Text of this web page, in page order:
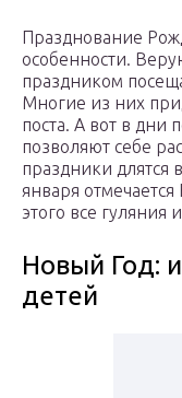
Празднование
особенности.
праздником
Многие из них
поста. А вот в дни
позволяют себе
праздники длятся
января
этого все гуляния
Новый Год:
детей